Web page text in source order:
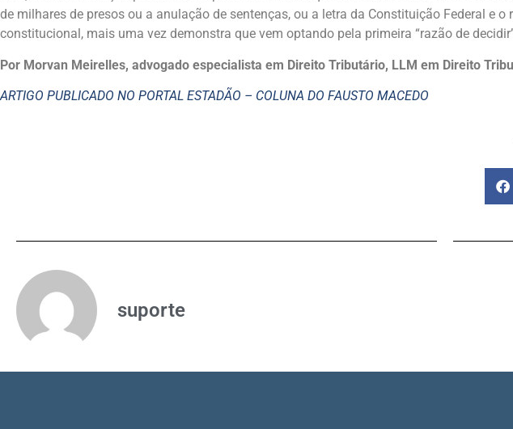
de milhares de presos ou a anulação de sentenças, ou a letra da Constituição Federal e
constitucional, mais uma vez demonstra que vem optando pela primeira “razão de
Por Morvan Meirelles, advogado especialista em Direito Tributário, LLM em Direito
ARTIGO PUBLICADO NO PORTAL ESTADÃO – COLUNA DO FAUSTO MACEDO
suporte